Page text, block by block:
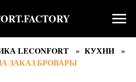
LECONFORT
КУХНИ
ЗАКАЗ БРОВАРЫ